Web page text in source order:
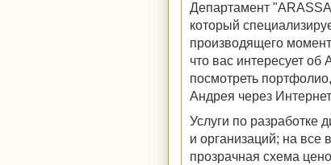
Департамент
который
производящего
что вас интересует
посмотреть
Андрея через
Услуги по разработке
и организаций; на
прозрачная схема